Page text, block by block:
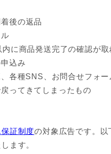
後の返品
に商品発送完了の確認が取
込み
各種SNS、お問合せフォー
ってきてしまったもの
証制度の対象広告です。以
ます。